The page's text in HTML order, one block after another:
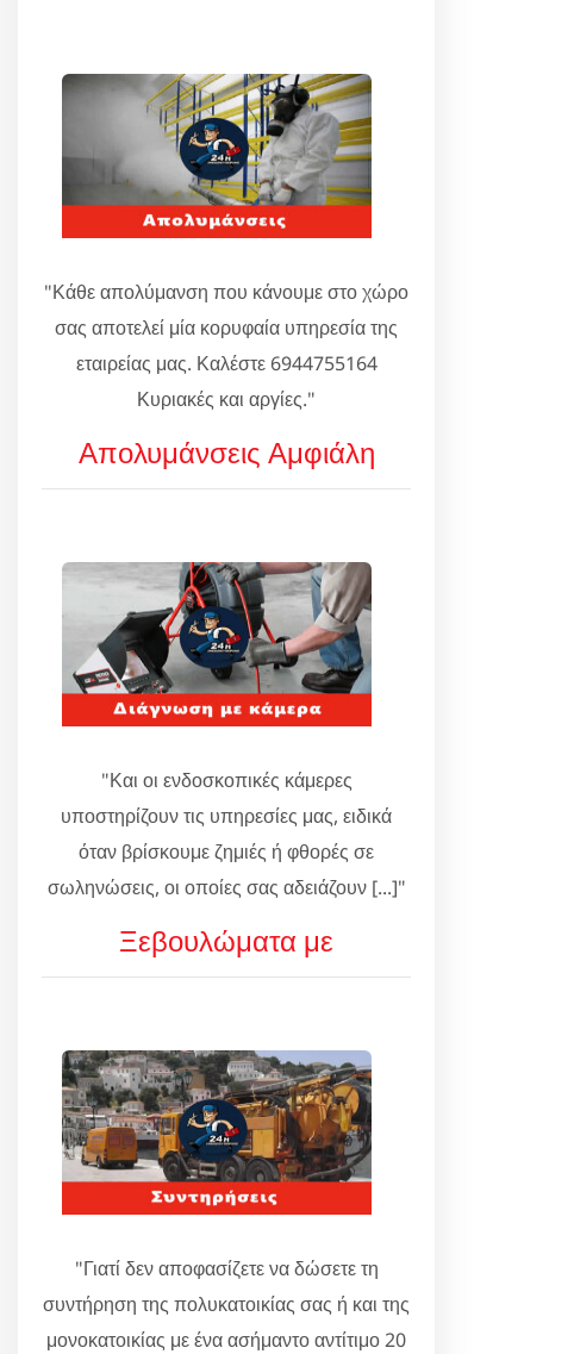
"Κάθε απολύμανση που κάνουμε στο χώρο
σας αποτελεί μία κορυφαία υπηρεσία της
εταιρείας μας. Καλέστε 6944755164
Κυριακές και αργίες."
Απολυμάνσεις Αμφιάλη
"Και οι ενδοσκοπικές κάμερες
υποστηρίζουν τις υπηρεσίες μας, ειδικά
όταν βρίσκουμε ζημιές ή φθορές σε
σωληνώσεις, οι οποίες σας αδειάζουν [...]"
Ξεβουλώματα με
"Γιατί δεν αποφασίζετε να δώσετε τη
συντήρηση της πολυκατοικίας σας ή και της
μονοκατοικίας με ένα ασήμαντο αντίτιμο 20